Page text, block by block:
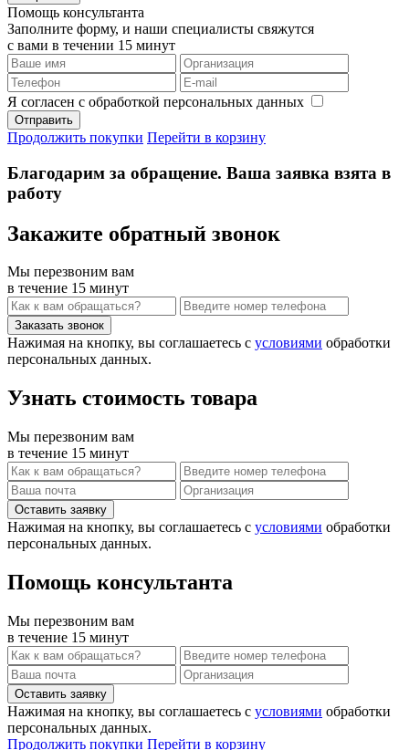
Помощь консультанта
Заполните форму, и наши специалисты свяжутся
с вами в течении 15 минут
Я согласен с обработкой персональных данных
Продолжить покупки Перейти в корзину
Благодарим за обращение. Ваша заявка взята в
работу
Закажите обратный звонок
Мы перезвоним вам
в течение 15 минут
Нажимая на кнопку, вы соглашаетесь с условиями обработки
персональных данных.
Узнать стоимость товара
Мы перезвоним вам
в течение 15 минут
Нажимая на кнопку, вы соглашаетесь с условиями обработки
персональных данных.
Помощь консультанта
Мы перезвоним вам
в течение 15 минут
Нажимая на кнопку, вы соглашаетесь с условиями обработки
персональных данных.
Продолжить покупки Перейти в корзину